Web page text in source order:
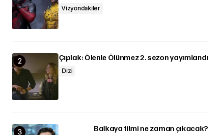
Vizyondakiler
Çıplak: Ölenle Ölünmez 2. sezon yayımlandı
Dizi
Balkaya filmi ne zaman çıkacak?